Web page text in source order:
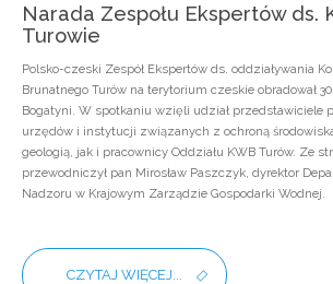
Narada Zespołu Ekspertów ds.
Turowie
Polsko-czeski Zespół Ekspertów ds. oddziaływania
Brunatnego Turów na terytorium czeskie obradował
Bogatyni. W spotkaniu wzięli udział przedstawiciele
urzędów i instytucji związanych z ochroną
geologią, jak i pracownicy Oddziału KWB Turów. Ze
przewodniczył pan Mirosław Paszczyk, dyrektor
Nadzoru w Krajowym Zarządzie Gospodarki Wodnej.
CZYTAJ WIĘCEJ...